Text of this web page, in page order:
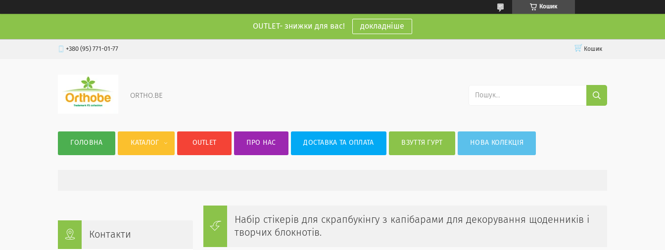
Кошик
OUTLET- знижки для вас! докладніше
+380 (95) 771-01-77 Кошик
ORTHO.BE
ГОЛОВНА КАТАЛОГ OUTLET ПРО НАС ДОСТАВКА ТА ОПЛАТА ВЗУТТЯ ГУРТ НОВА КОЛЕКЦІЯ
Набір стікерів для скрапбукінгу з капібарами для декорування щоденників і
творчих блокнотів.
Контакти